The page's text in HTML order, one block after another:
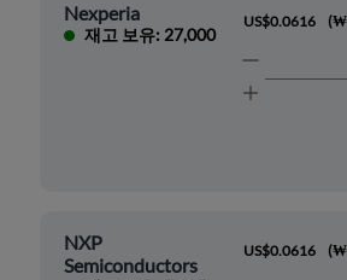
Nexperia
재고 보유: 27,000
US$0.0616 (
NXP
Semiconductors
US$0.0616 (